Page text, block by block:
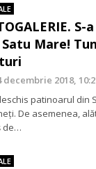
Mare!
decembrie 2018,
patinoarul din
De asemenea,
de…